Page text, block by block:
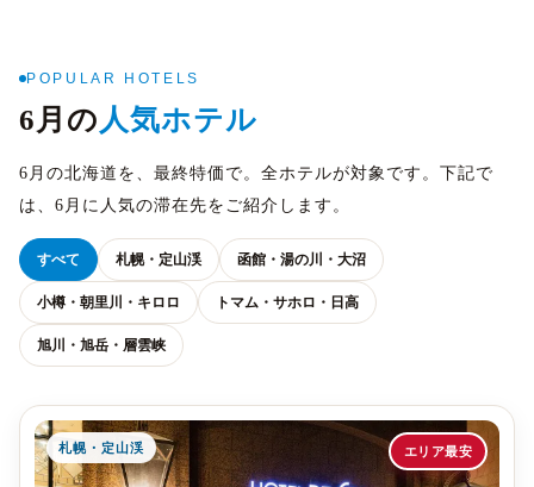
POPULAR HOTELS
6月の人気ホテル
6月の北海道を、最終特価で。全ホテルが対象です。下記で
は、6月に人気の滞在先をご紹介します。
すべて 札幌・定山渓 函館・湯の川・大沼
小樽・朝里川・キロロ トマム・サホロ・日高
旭川・旭岳・層雲峡
札幌・定山渓 エリア最安